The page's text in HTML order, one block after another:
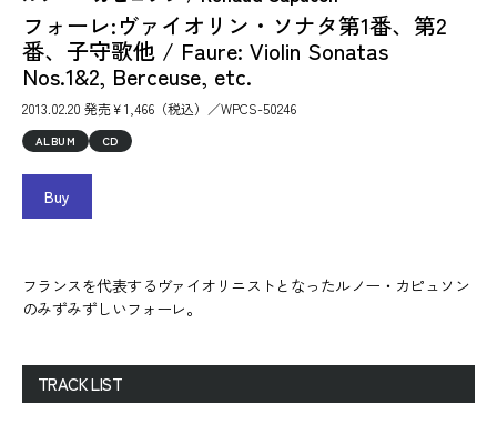
フォーレ:ヴァイオリン・ソナタ第1番、第2
番、子守歌他 / Faure: Violin Sonatas
Nos.1&2, Berceuse, etc.
2013.02.20 発売￥1,466（税込）／WPCS-50246
ALBUM CD
Buy
フランスを代表するヴァイオリニストとなったルノー・カピュソン
のみずみずしいフォーレ。
TRACK LIST